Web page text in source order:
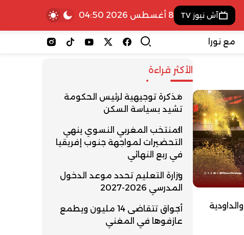
آش نيوز TV 8 أغسطس 2026 04:50
مع نورا
الأكثر قراءة
مذكرة توجيهية لرئيس الحكومة
تشيد بسياسة السكن
المنتخب المغربي النسوي ينهي
التحضيرات لمواجهة جنوب إفريقيا
في ربع النهائي
وزارة التعليم تحدد موعد الدخول
المدرسي 2026-2027
أجواق تتقاضى 14 مليون ويطمع
عازفوها في المغني